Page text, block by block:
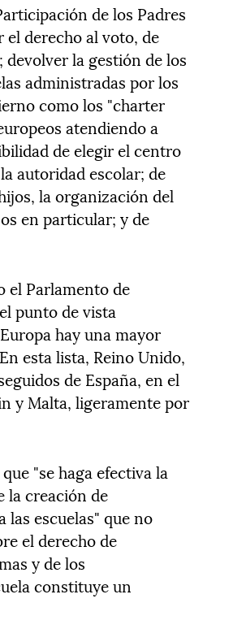
de los Padres
el derecho al voto, de
la gestión de los
administradas por los
como los "charter
atendiendo a
de elegir el centro
autoridad escolar; de
la organización del
en particular; y de
el Parlamento de
punto de vista
hay una mayor
esta lista, Reino Unido,
de España, en el
y Malta, ligeramente por
"se haga efectiva la
la creación de
escuelas" que no
el derecho de
y de los
constituye un